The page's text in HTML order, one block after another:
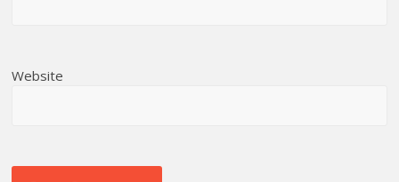
Website